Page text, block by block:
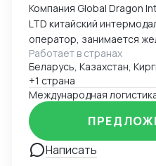
Компания Global Dragon
LTD китайский
оператор, занимается
контейнерными
Компания имеет большой
международной
процесс перевозки
нашими
100 сотрудников из
Dragon International
Работает в странах
Беларусь, Казахстан,
+1 страна
Международная
Написать